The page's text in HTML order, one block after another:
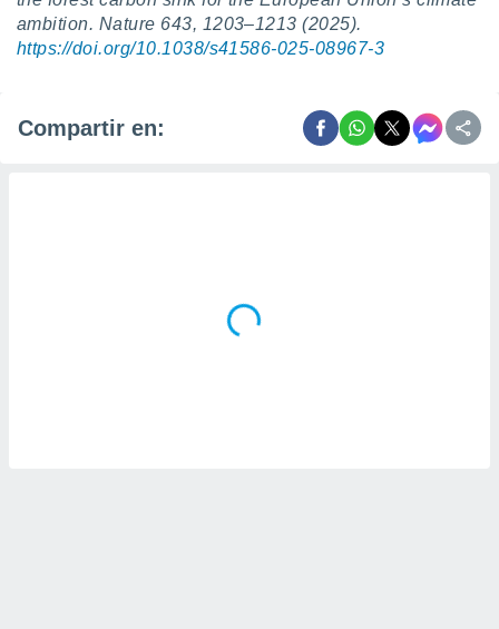
ambition. Nature 643, 1203–1213 (2025).
https://doi.org/10.1038/s41586-025-08967-3
Compartir en: